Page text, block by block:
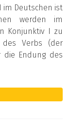
im Deutschen ist
werden im
Konjunktiv I zu
Verbs (der
Endung des